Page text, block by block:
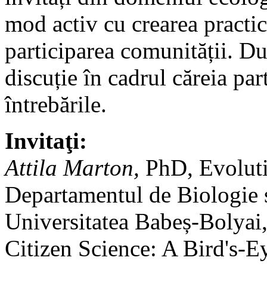
mod activ cu crearea
participarea comunității.
discuție în cadrul căreia
întrebările.
Invitaţi:
Attila Marton, PhD,
Departamentul de
Universitatea Babeș-
Citizen Science: A Bird's-